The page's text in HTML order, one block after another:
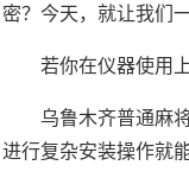
密？今天，就让我们
若你在仪器使用
乌鲁木齐普通麻
进行复杂安装操作就